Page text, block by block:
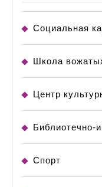
Социальная
Школа
Центр
Библиотечно-
Спорт